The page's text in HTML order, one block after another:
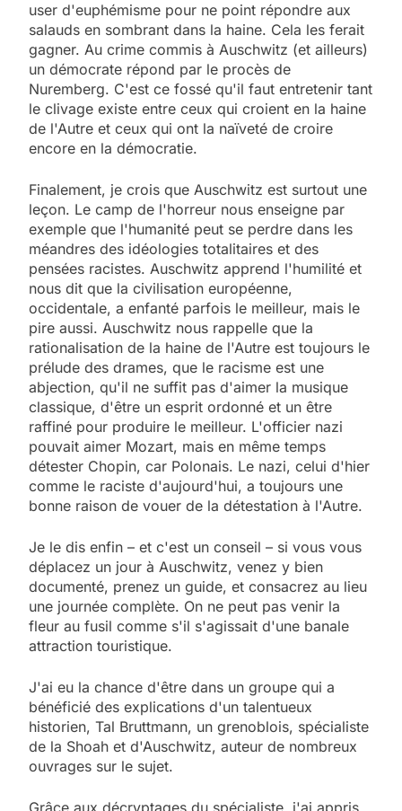
user d'euphémisme pour ne point répondre aux
salauds en sombrant dans la haine. Cela les ferait
gagner. Au crime commis à Auschwitz (et ailleurs)
un démocrate répond par le procès de
Nuremberg. C'est ce fossé qu'il faut entretenir tant
le clivage existe entre ceux qui croient en la haine
de l'Autre et ceux qui ont la naïveté de croire
encore en la démocratie.
Finalement, je crois que Auschwitz est surtout une
leçon. Le camp de l'horreur nous enseigne par
exemple que l'humanité peut se perdre dans les
méandres des idéologies totalitaires et des
pensées racistes. Auschwitz apprend l'humilité et
nous dit que la civilisation européenne,
occidentale, a enfanté parfois le meilleur, mais le
pire aussi. Auschwitz nous rappelle que la
rationalisation de la haine de l'Autre est toujours le
prélude des drames, que le racisme est une
abjection, qu'il ne suffit pas d'aimer la musique
classique, d'être un esprit ordonné et un être
raffiné pour produire le meilleur. L'officier nazi
pouvait aimer Mozart, mais en même temps
détester Chopin, car Polonais. Le nazi, celui d'hier
comme le raciste d'aujourd'hui, a toujours une
bonne raison de vouer de la détestation à l'Autre.
Je le dis enfin – et c'est un conseil – si vous vous
déplacez un jour à Auschwitz, venez y bien
documenté, prenez un guide, et consacrez au lieu
une journée complète. On ne peut pas venir la
fleur au fusil comme s'il s'agissait d'une banale
attraction touristique.
J'ai eu la chance d'être dans un groupe qui a
bénéficié des explications d'un talentueux
historien, Tal Bruttmann, un grenoblois, spécialiste
de la Shoah et d'Auschwitz, auteur de nombreux
ouvrages sur le sujet.